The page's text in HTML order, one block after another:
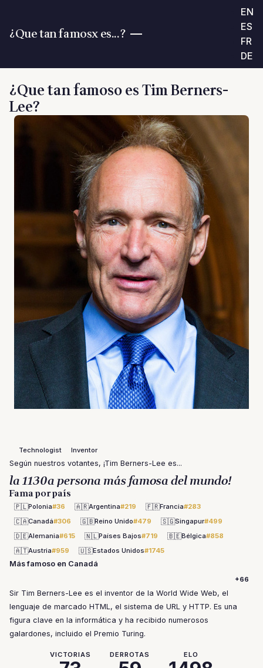
¿Que tan famosx es...?
EN
ES
FR
DE
¿Que tan famoso es Tim Berners-
Lee?
Technologist Inventor
Según nuestros votantes, ¡Tim Berners-Lee es...
la 1130a persona más famosa del mundo!
Fama por país
🇵🇱Polonia#36 🇦🇷Argentina#219 🇫🇷Francia#283
🇨🇦Canadá#306 🇬🇧Reino Unido#479 🇸🇬Singapur#499
🇩🇪Alemania#615 🇳🇱Países Bajos#719 🇧🇪Bélgica#858
🇦🇹Austria#959 🇺🇸Estados Unidos#1745
Más famoso en Canadá
+66
Sir Tim Berners-Lee es el inventor de la World Wide Web, el
lenguaje de marcado HTML, el sistema de URL y HTTP. Es una
figura clave en la informática y ha recibido numerosos
galardones, incluido el Premio Turing.
VICTORIAS DERROTAS ELO